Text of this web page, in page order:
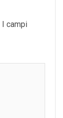
I campi